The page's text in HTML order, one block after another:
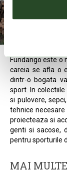
Fundango este o
careia se afla o
dintr-o bogata
sport. In
si pulovere,
tehnice
proiecteaza si
genti si sacose,
pentru sporturile
MAI